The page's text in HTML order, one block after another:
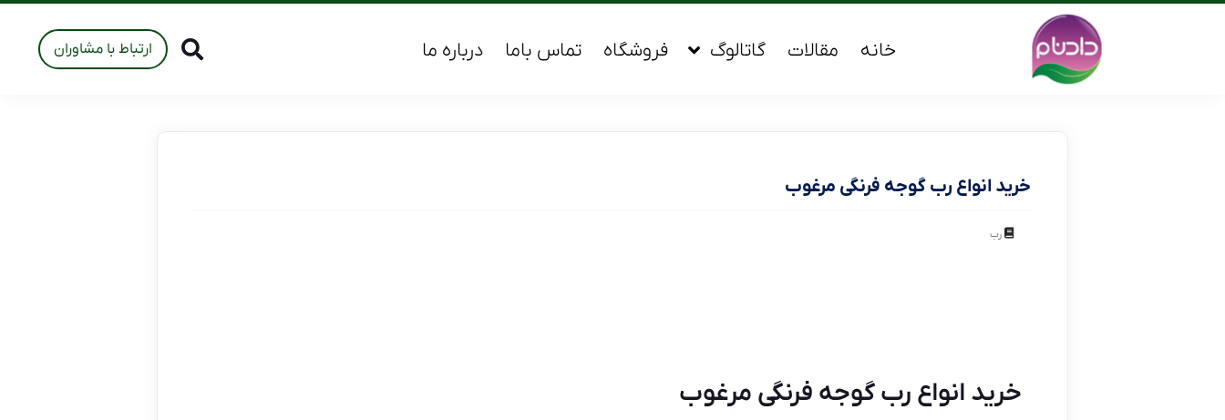
خانه مقالات گاتالوگ فروشگاه تماس باما درباره ما ارتباط با مشاوران
خرید انواع رب گوجه فرنگی مرغوب
رب
خرید انواع رب گوجه فرنگی مرغوب